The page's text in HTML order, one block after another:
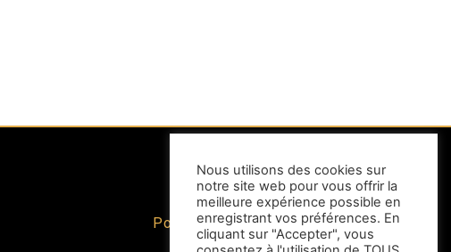
INFORMATIONS
Politique de confidentialité
Mentions légales
Nous utilisons des cookies sur
notre site web pour vous offrir la
meilleure expérience possible en
enregistrant vos préférences. En
cliquant sur "Accepter", vous